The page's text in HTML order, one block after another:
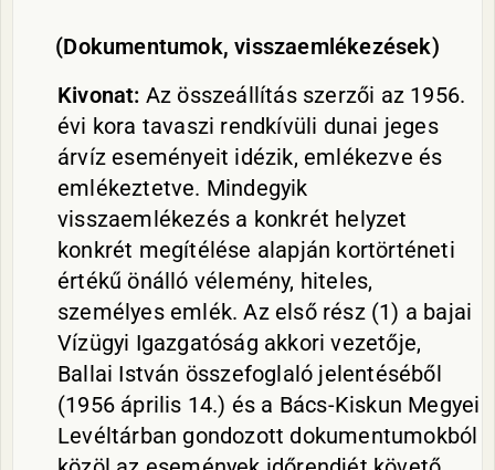
(Dokumentumok, visszaemlékezések)
Kivonat: Az összeállítás szerzői az 1956.
évi kora tavaszi rendkívüli dunai jeges
árvíz eseményeit idézik, emlékezve és
emlékeztetve. Mindegyik
visszaemlékezés a konkrét helyzet
konkrét megítélése alapján kortörténeti
értékű önálló vélemény, hiteles,
személyes emlék. Az első rész (1) a bajai
Vízügyi Igazgatóság akkori vezetője,
Ballai István összefoglaló jelentéséből
(1956 április 14.) és a Bács-Kiskun Megyei
Levéltárban gondozott dokumentumokból